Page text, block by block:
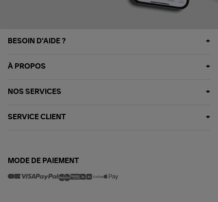
BESOIN D'AIDE ?
À PROPOS
NOS SERVICES
SERVICE CLIENT
MODE DE PAIEMENT